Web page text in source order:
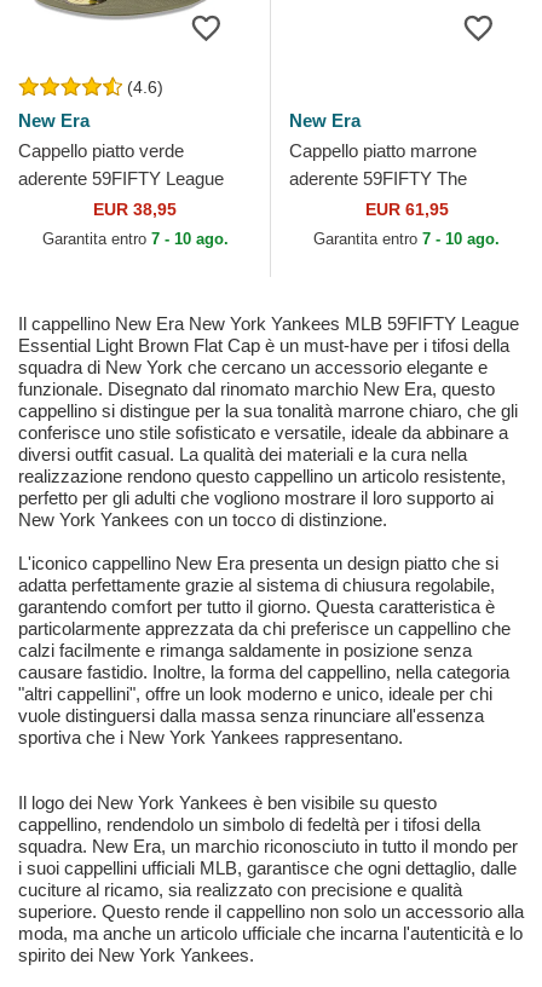
(4.6)
New Era
Cappello piatto verde
aderente 59FIFTY League
Essential dei New York
Yankees MLB di New Era
EUR 38,95
Garantita entro 7 - 10 ago.
New Era
Cappello piatto marrone
aderente 59FIFTY The
Elements Fire Pin dei Los
Angeles Dodgers MLB di
EUR 61,95
Garantita entro 7 - 10 ago.
Il cappellino New Era New York Yankees MLB 59FIFTY League
Essential Light Brown Flat Cap è un must-have per i tifosi della
squadra di New York che cercano un accessorio elegante e
funzionale. Disegnato dal rinomato marchio New Era, questo
cappellino si distingue per la sua tonalità marrone chiaro, che gli
conferisce uno stile sofisticato e versatile, ideale da abbinare a
diversi outfit casual. La qualità dei materiali e la cura nella
realizzazione rendono questo cappellino un articolo resistente,
perfetto per gli adulti che vogliono mostrare il loro supporto ai
New York Yankees con un tocco di distinzione.
L'iconico cappellino New Era presenta un design piatto che si
adatta perfettamente grazie al sistema di chiusura regolabile,
garantendo comfort per tutto il giorno. Questa caratteristica è
particolarmente apprezzata da chi preferisce un cappellino che
calzi facilmente e rimanga saldamente in posizione senza
causare fastidio. Inoltre, la forma del cappellino, nella categoria
"altri cappellini", offre un look moderno e unico, ideale per chi
vuole distinguersi dalla massa senza rinunciare all'essenza
sportiva che i New York Yankees rappresentano.
Il logo dei New York Yankees è ben visibile su questo
cappellino, rendendolo un simbolo di fedeltà per i tifosi della
squadra. New Era, un marchio riconosciuto in tutto il mondo per
i suoi cappellini ufficiali MLB, garantisce che ogni dettaglio, dalle
cuciture al ricamo, sia realizzato con precisione e qualità
superiore. Questo rende il cappellino non solo un accessorio alla
moda, ma anche un articolo ufficiale che incarna l'autenticità e lo
spirito dei New York Yankees.